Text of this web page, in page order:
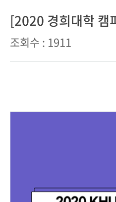
[2020 경희대학 캠
조회수 : 1911